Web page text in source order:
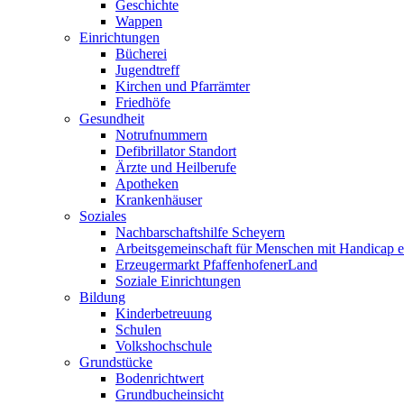
Geschichte
Wappen
Einrichtungen
Bücherei
Jugendtreff
Kirchen und Pfarrämter
Friedhöfe
Gesundheit
Notrufnummern
Defibrillator Standort
Ärzte und Heilberufe
Apotheken
Krankenhäuser
Soziales
Nachbarschaftshilfe Scheyern
Arbeitsgemeinschaft für Menschen mit Handicap
Erzeugermarkt PfaffenhofenerLand
Soziale Einrichtungen
Bildung
Kinderbetreuung
Schulen
Volkshochschule
Grundstücke
Bodenrichtwert
Grundbucheinsicht